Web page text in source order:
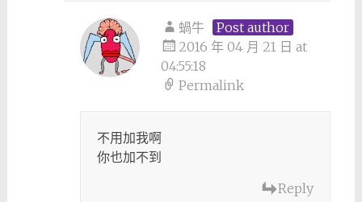
蝸牛
Post author
2016 年 04 月 21 日 at
04:55:18
Permalink
不用加我啊
你也加不到
Reply